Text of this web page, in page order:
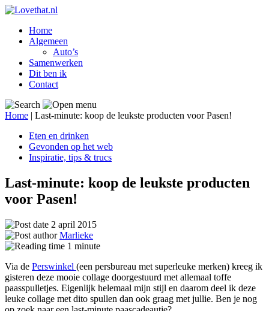
Home
Algemeen
Auto’s
Samenwerken
Dit ben ik
Contact
Home | Last-minute: koop de leukste producten voor Pasen!
Eten en drinken
Gevonden op het web
Inspiratie, tips & trucs
Last-minute: koop de leukste producten
voor Pasen!
2 april 2015
Marlieke
1 minute
Via de Perswinkel (een persbureau met superleuke merken) kreeg ik
gisteren deze mooie collage doorgestuurd met allemaal toffe
paasspulletjes. Eigenlijk helemaal mijn stijl en daarom deel ik deze
leuke collage met dito spullen dan ook graag met jullie. Ben je nog